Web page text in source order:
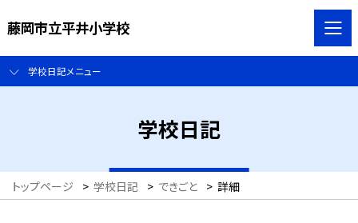
藤岡市立平井小学校
学校日記メニュー
学校日記
トップページ > 学校日記 > できごと > 詳細